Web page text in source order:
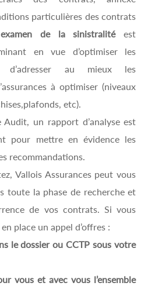
particulières des contrats
de la sinistralitéest
en vue d’optimiser les
d’adresser au mieux les
à optimiser (niveaux
etc).
Audit, un rapport d’analyse est
pour mettre en évidence les
recommandations.
Vallois Assurances peut vous
toute la phase de recherche et
de vos contrats. Si vous
place un appel d’offres :
le dossier ou CCTP sous votre
vous et avec vous l’ensemble